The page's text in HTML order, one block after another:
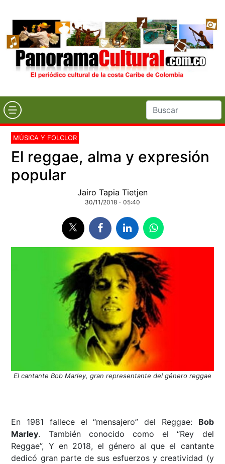
MÚSICA Y FOLCLOR
El reggae, alma y expresión
popular
Jairo Tapia Tietjen
30/11/2018 - 05:40
El cantante Bob Marley, gran representante del género reggae
En 1981 fallece el “mensajero” del Reggae: Bob
Marley. También conocido como el “Rey del
Reggae”, Y en 2018, el género al que el cantante
dedicó gran parte de sus esfuerzos y creatividad (y